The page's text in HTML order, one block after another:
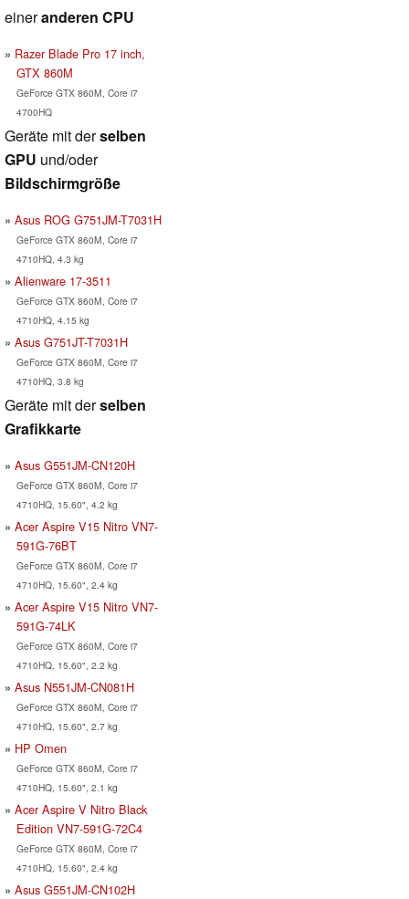
eineranderen CPU
Razer Blade Pro 17 inch,
GTX 860M
GeForce GTX 860M, Core i7
4700HQ
Geräte mit derselben
GPU und/oder
Bildschirmgröße
Asus ROG G751JM-T7031H
GeForce GTX 860M, Core i7
4710HQ, 4.3 kg
Alienware 17-3511
GeForce GTX 860M, Core i7
4710HQ, 4.15 kg
Asus G751JT-T7031H
GeForce GTX 860M, Core i7
4710HQ, 3.8 kg
Geräte mit derselben
Grafikkarte
Asus G551JM-CN120H
GeForce GTX 860M, Core i7
4710HQ, 15.60", 4.2 kg
Acer Aspire V15 Nitro VN7-
591G-76BT
GeForce GTX 860M, Core i7
4710HQ, 15.60", 2.4 kg
Acer Aspire V15 Nitro VN7-
591G-74LK
GeForce GTX 860M, Core i7
4710HQ, 15.60", 2.2 kg
Asus N551JM-CN081H
GeForce GTX 860M, Core i7
4710HQ, 15.60", 2.7 kg
HP Omen
GeForce GTX 860M, Core i7
4710HQ, 15.60", 2.1 kg
Acer Aspire V Nitro Black
Edition VN7-591G-72C4
GeForce GTX 860M, Core i7
4710HQ, 15.60", 2.4 kg
Asus G551JM-CN102H